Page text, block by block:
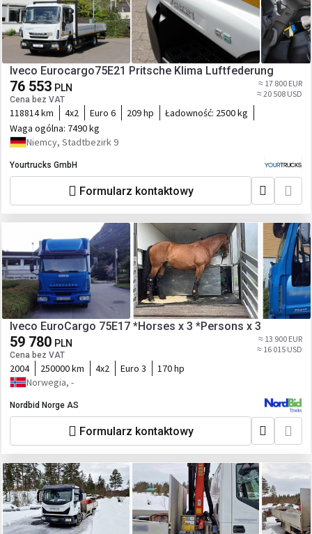
Iveco Eurocargo75E21 Pritsche Klima Luftfederung
76 553 PLN
Cena bez VAT
≈ 17 800 EUR
≈ 20 508 USD
118814 km 4x2 Euro 6 209 hp Ładowność: 2500 kg
Waga ogólna: 7490 kg
Niemcy, Stadtbezirk 9
Yourtrucks GmbH
Formularz kontaktowy
Iveco EuroCargo 75E17 *Horses x 3 *Persons x 3
59 780 PLN
Cena bez VAT
≈ 13 900 EUR
≈ 16 015 USD
2004 250000 km 4x2 Euro 3
170 hp
Norwegia, -
Nordbid Norge AS
Formularz kontaktowy